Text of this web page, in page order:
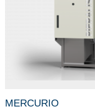
MERCURIO